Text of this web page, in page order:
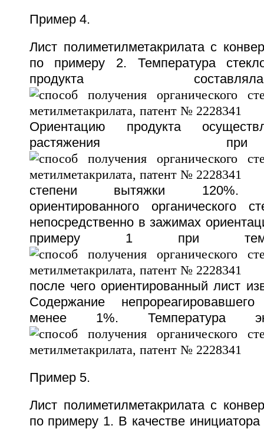
Пример 4.
Лист полиметилметакрилата с
по примеру 2. Температура
продукта
Ориентацию продукта
растяжения
степени вытяжки 120%.
ориентированного органического
непосредственно в зажимах
примеру 1 при
после чего ориентированный лист
Содержание
менее 1%. Температура
Пример 5.
Лист полиметилметакрилата с
по примеру 1. В качестве